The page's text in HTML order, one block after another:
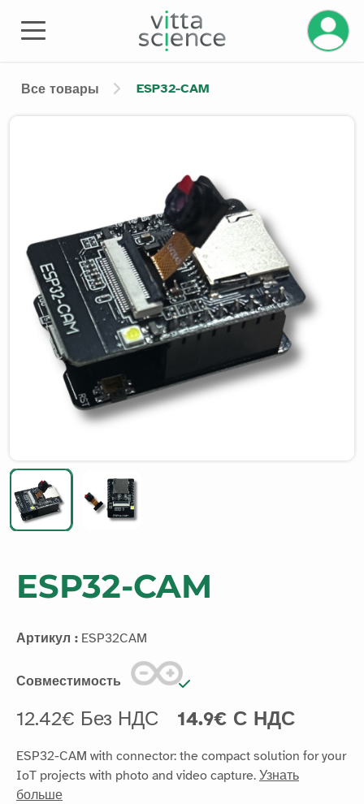
Все товары ESP32-CAM
ESP32-CAM
Артикул : ESP32CAM
Совместимость
12.42€ Без НДС 14.9€ С НДС
ESP32-CAM with connector: the compact solution for your
IoT projects with photo and video capture. Узнать
больше